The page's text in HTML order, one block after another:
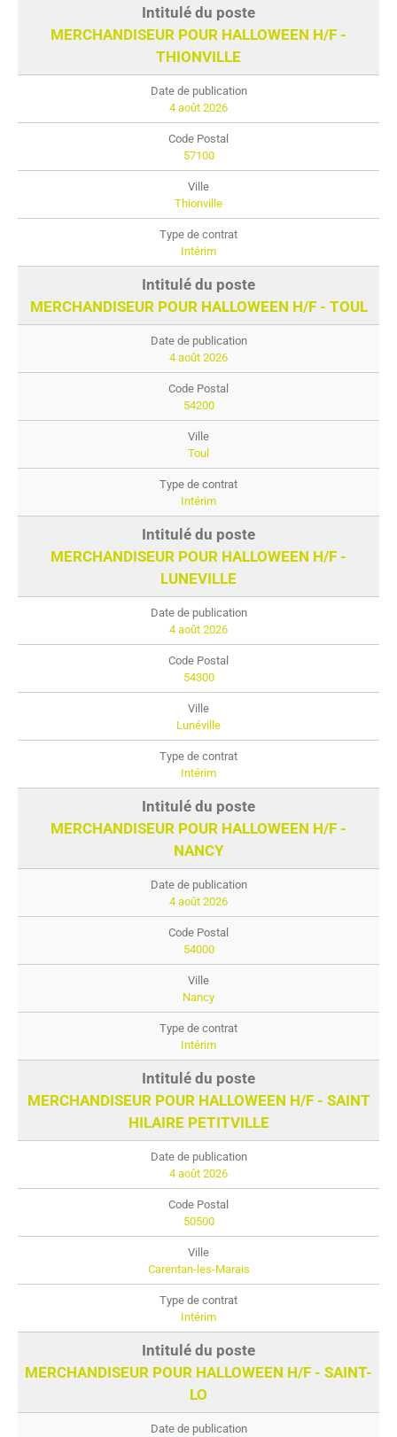
MERCHANDISEUR POUR HALLOWEEN H/F -
THIONVILLE
4 août 2026
57100
Thionville
Intérim
MERCHANDISEUR POUR HALLOWEEN H/F - TOUL
4 août 2026
54200
Toul
Intérim
MERCHANDISEUR POUR HALLOWEEN H/F -
LUNEVILLE
4 août 2026
54300
Lunéville
Intérim
MERCHANDISEUR POUR HALLOWEEN H/F -
NANCY
4 août 2026
54000
Nancy
Intérim
MERCHANDISEUR POUR HALLOWEEN H/F - SAINT
HILAIRE PETITVILLE
4 août 2026
50500
Carentan-les-Marais
Intérim
MERCHANDISEUR POUR HALLOWEEN H/F - SAINT-
LO